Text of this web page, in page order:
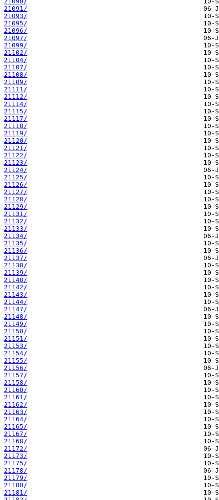
21091/
21093/
21095/
21096/
21097/
21099/
21102/
21104/
21107/
21108/
21109/
21111/
21112/
21114/
21115/
21117/
21118/
21119/
21120/
21121/
21122/
21123/
21124/
21125/
21126/
21127/
21128/
21129/
21131/
21132/
21133/
21134/
21135/
21136/
21137/
21138/
21139/
21140/
21142/
21143/
21144/
21147/
21148/
21149/
21150/
21151/
21153/
21154/
21155/
21156/
21157/
21158/
21160/
21161/
21162/
21163/
21164/
21165/
21167/
21168/
21172/
21173/
21175/
21178/
21179/
21180/
21181/